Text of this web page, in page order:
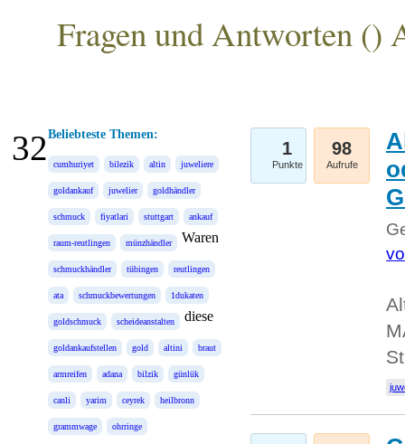
Fragen und Antworten ()
Beliebteste Themen:
cumhuriyet bilezik altin juweliere
goldankauf juwelier goldhändler
schmuck fiyatlari stuttgart ankauf
raum-reutlingen münzhändler
schmuckhändler tübingen reutlingen
ata schmuckbewertungen 1dukaten
goldschmuck scheideanstalten
goldankaufstellen gold altini braut
armreifen adana bilzik günlük
canli yarim ceyrek heilbronn
grammwage ohrringe
Waren
diese
1
Punkte
98
Aufrufe
32